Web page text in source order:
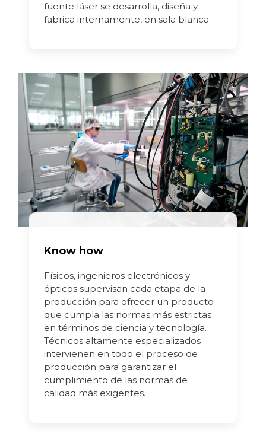
fuente láser se desarrolla, diseña y
fabrica internamente, en sala blanca.
Know how
Físicos, ingenieros electrónicos y
ópticos supervisan cada etapa de la
producción para ofrecer un producto
que cumpla las normas más estrictas
en términos de ciencia y tecnología.
Técnicos altamente especializados
intervienen en todo el proceso de
producción para garantizar el
cumplimiento de las normas de
calidad más exigentes.